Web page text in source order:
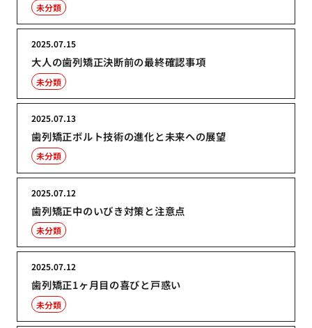
未分類
大人の歯列矯正決断前の最終確認事項
2025.07.15
未分類
歯列矯正ボルト技術の進化と未来への展望
2025.07.13
未分類
歯列矯正中のいびき対策と注意点
2025.07.12
未分類
歯列矯正1ヶ月目の喜びと戸惑い
2025.07.12
未分類